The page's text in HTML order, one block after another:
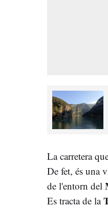
La carretera
De fet, és una
de l'entorn del
Es tracta de la